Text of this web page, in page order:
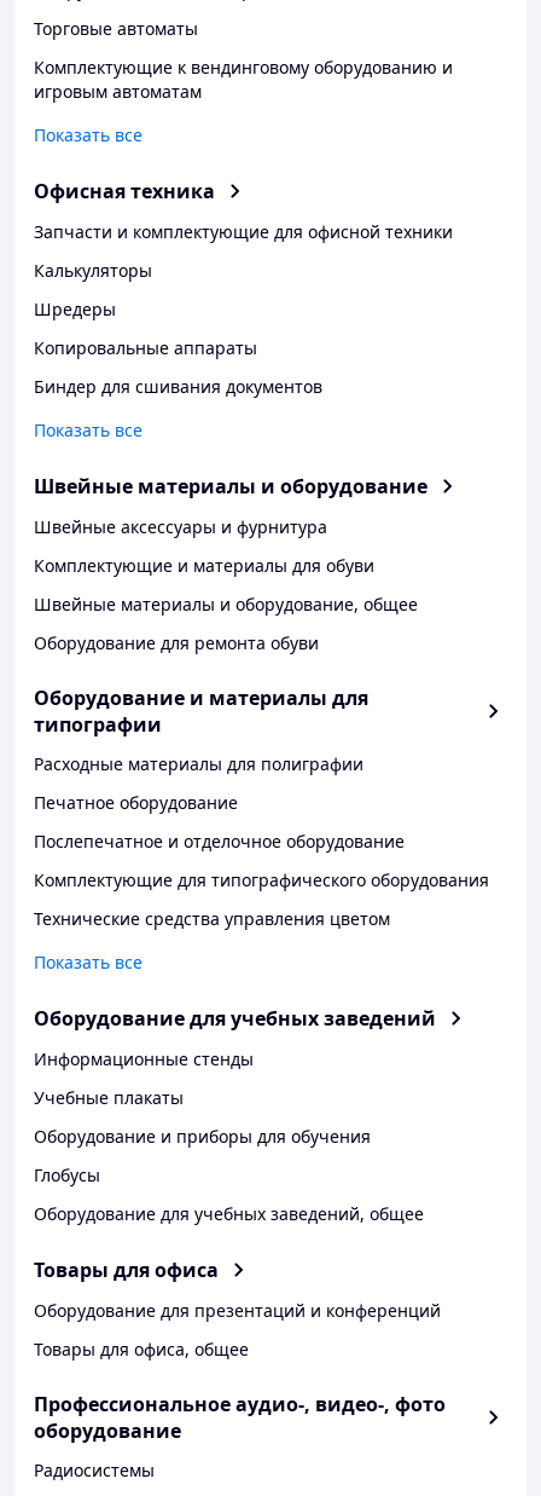
Торговые автоматы
Комплектующие к вендинговому оборудованию и
игровым автоматам
Показать все
Офисная техника
Запчасти и комплектующие для офисной техники
Калькуляторы
Шредеры
Копировальные аппараты
Биндер для сшивания документов
Показать все
Швейные материалы и оборудование
Швейные аксессуары и фурнитура
Комплектующие и материалы для обуви
Швейные материалы и оборудование, общее
Оборудование для ремонта обуви
Оборудование и материалы для
типографии
Расходные материалы для полиграфии
Печатное оборудование
Послепечатное и отделочное оборудование
Комплектующие для типографического оборудования
Технические средства управления цветом
Показать все
Оборудование для учебных заведений
Информационные стенды
Учебные плакаты
Оборудование и приборы для обучения
Глобусы
Оборудование для учебных заведений, общее
Товары для офиса
Оборудование для презентаций и конференций
Товары для офиса, общее
Профессиональное аудио-, видео-, фото
оборудование
Радиосистемы